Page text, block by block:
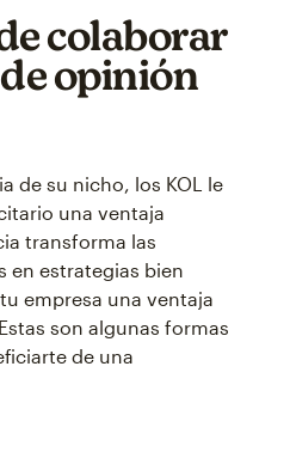
colaborar
opinión
de su nicho, los KOL le
una ventaja
transforma las
en estrategias bien
empresa una ventaja
son algunas formas
de una